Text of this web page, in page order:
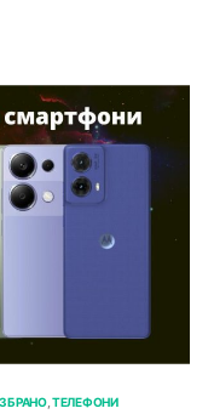
ТЕЛЕФОНИ